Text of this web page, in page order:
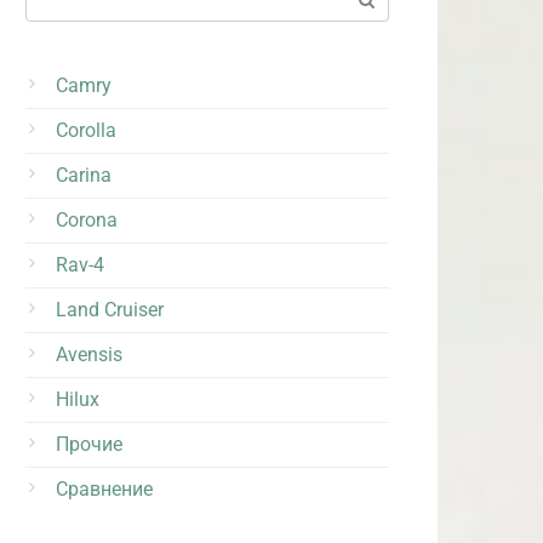
Camry
Corolla
Carina
Corona
Rav-4
Land Cruiser
Avensis
Hilux
Прочие
Сравнение